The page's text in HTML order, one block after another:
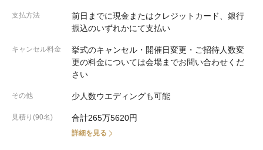
支払方法
前日までに現金またはクレジットカード、銀行
振込のいずれかにて支払い
キャンセル料金
挙式のキャンセル・開催日変更・ご招待人数変
更の料金については会場までお問い合わせくだ
さい
その他 少人数ウエディングも可能
見積り(90名) 合計265万5620円
詳細を見る